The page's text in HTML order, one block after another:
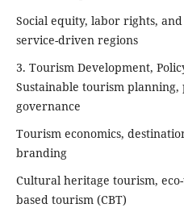
Social equity, labor rights,
service-driven regions
3. Tourism Development,
Sustainable tourism
governance
Tourism economics,
branding
Cultural heritage tourism,
based tourism (CBT)